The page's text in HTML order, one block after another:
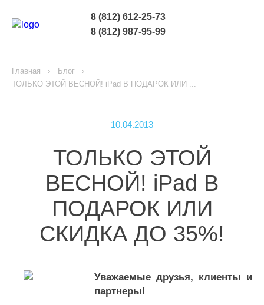
8 (812) 612-25-73
8 (812) 987-95-99
Главная
Блог
ТОЛЬКО ЭТОЙ ВЕСНОЙ! iPad В ПОДАРОК ИЛИ ...
10.04.2013
ТОЛЬКО ЭТОЙ
ВЕСНОЙ! iPad В
ПОДАРОК ИЛИ
СКИДКА ДО 35%!
Уважаемые друзья, клиенты и
партнеры!